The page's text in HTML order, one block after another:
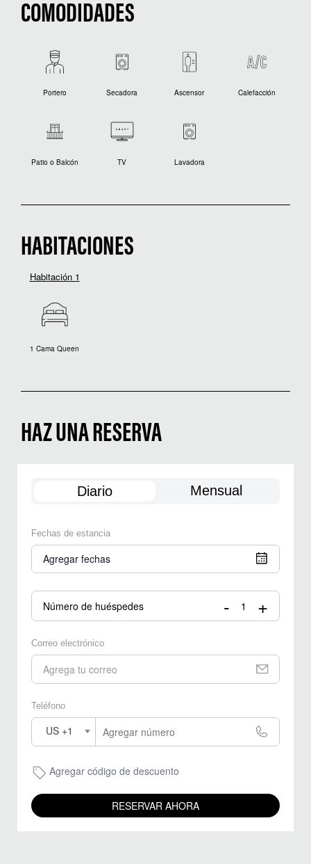
COMODIDADES
Portero Secadora Ascensor Calefacción
Patio o Balcón TV Lavadora
HABITACIONES
Habitación 1
1 Cama Queen
HAZ UNA RESERVA
Diario Mensual
Fechas de estancia
Agregar fechas
Número de huéspedes - +
Correo electrónico
Teléfono
US +1
Agregar código de descuento
RESERVAR AHORA